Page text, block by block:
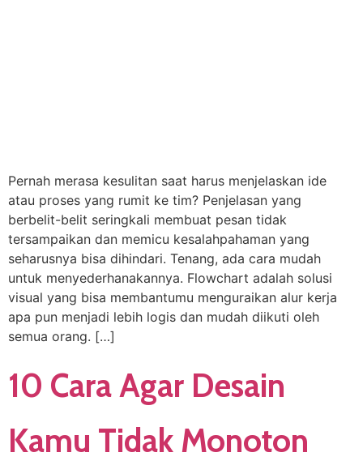
Pernah merasa kesulitan saat harus menjelaskan ide
atau proses yang rumit ke tim? Penjelasan yang
berbelit-belit seringkali membuat pesan tidak
tersampaikan dan memicu kesalahpahaman yang
seharusnya bisa dihindari. Tenang, ada cara mudah
untuk menyederhanakannya. Flowchart adalah solusi
visual yang bisa membantumu menguraikan alur kerja
apa pun menjadi lebih logis dan mudah diikuti oleh
semua orang. […]
10 Cara Agar Desain
Kamu Tidak Monoton